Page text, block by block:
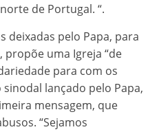
de Portugal. “.
deixadas pelo Papa, para
propõe uma Igreja “de
para com os
sinodal lançado pelo Papa,
mensagem, que
“Sejamos